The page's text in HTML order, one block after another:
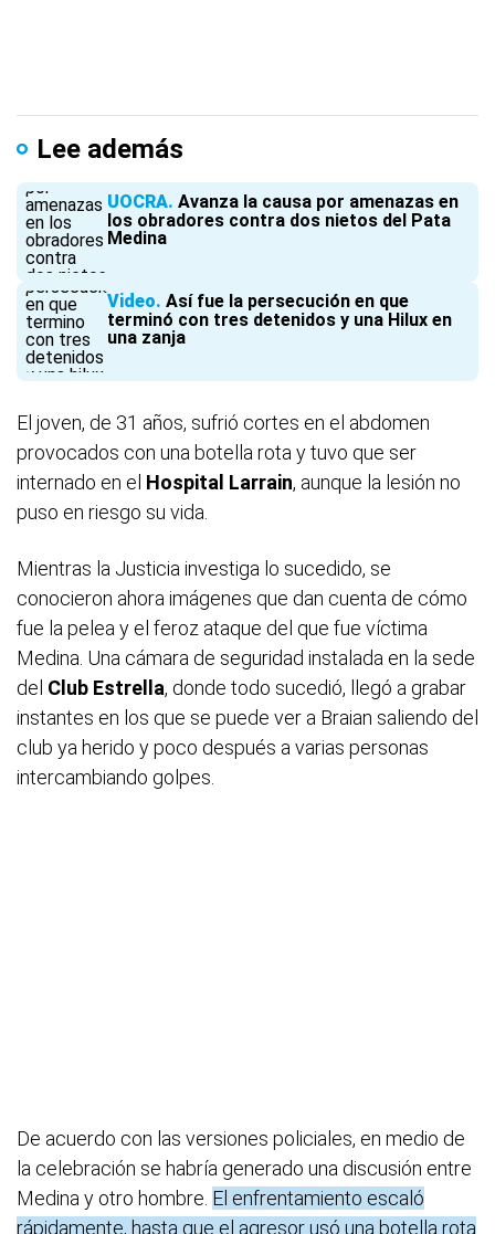
Lee además
UOCRA Avanza la causa por amenazas en
los obradores contra dos nietos del Pata
Medina
Video Así fue la persecución en que
terminó con tres detenidos y una Hilux en
una zanja
El joven, de 31 años, sufrió cortes en el abdomen
provocados con una botella rota y tuvo que ser
internado en el Hospital Larrain, aunque la lesión no
puso en riesgo su vida.
Mientras la Justicia investiga lo sucedido, se
conocieron ahora imágenes que dan cuenta de cómo
fue la pelea y el feroz ataque del que fue víctima
Medina. Una cámara de seguridad instalada en la sede
del Club Estrella, donde todo sucedió, llegó a grabar
instantes en los que se puede ver a Braian saliendo del
club ya herido y poco después a varias personas
intercambiando golpes.
De acuerdo con las versiones policiales, en medio de
la celebración se habría generado una discusión entre
Medina y otro hombre. El enfrentamiento escaló
rápidamente, hasta que el agresor usó una botella rota